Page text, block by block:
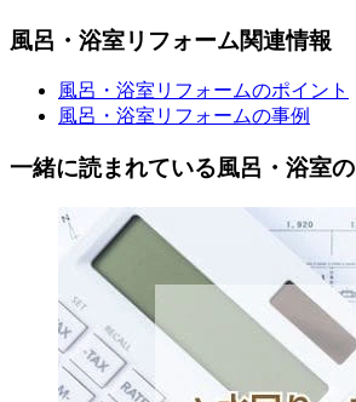
風呂・浴室リフォーム関連情報
風呂・浴室リフォームのポイント
風呂・浴室リフォームの事例
一緒に読まれている風呂・浴室の